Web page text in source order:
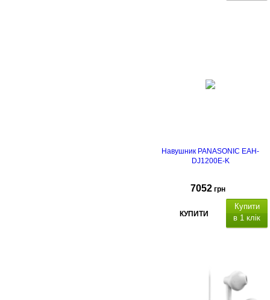
Навушник PANASONIC EAH-
DJ1200E-K
7052 грн
КУПИТИ
Купити
в 1 клік